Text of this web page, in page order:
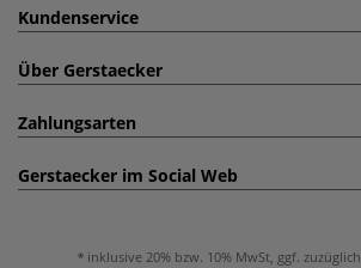
Kundenservice
Über Gerstaecker
Zahlungsarten
Gerstaecker im Social Web
inklusive 20% bzw. 10% MwSt, ggf. zuzüglich